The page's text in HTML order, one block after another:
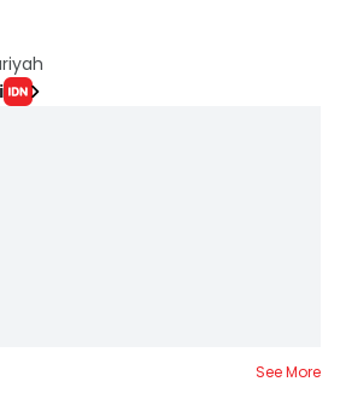
See More